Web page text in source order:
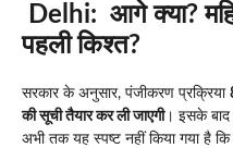
Delhi: आगे क्या?
पहली किश्त?
सरकार के अनुसार, पंजीकरण प्रक्रिया
की सूची तैयार कर ली जाएगी। इसके बाद
अभी तक यह स्पष्ट नहीं किया गया है कि